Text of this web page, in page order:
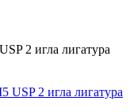
2 игла лигатура